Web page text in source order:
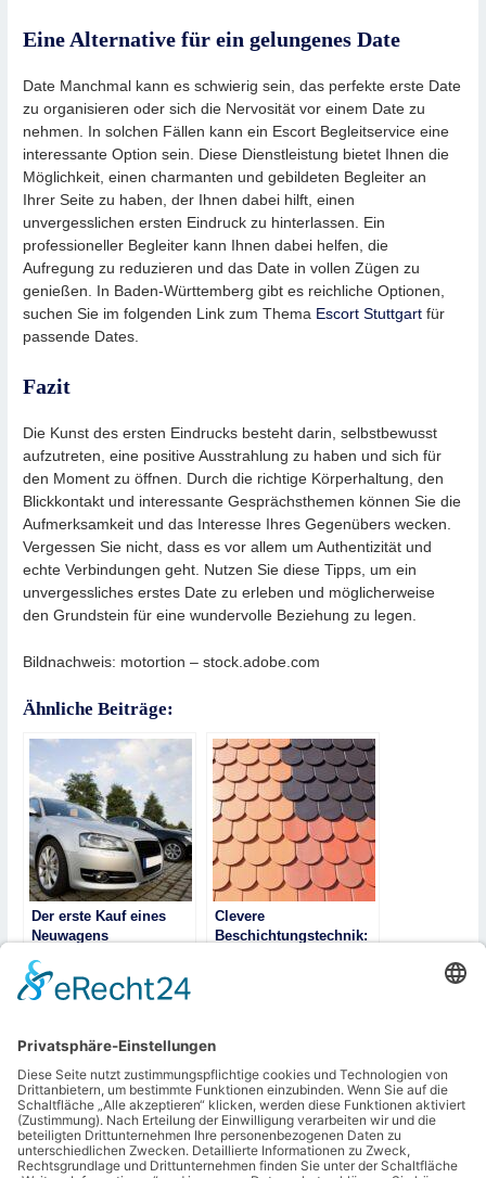
Eine Alternative für ein gelungenes Date
Date Manchmal kann es schwierig sein, das perfekte erste Date
zu organisieren oder sich die Nervosität vor einem Date zu
nehmen. In solchen Fällen kann ein Escort Begleitservice eine
interessante Option sein. Diese Dienstleistung bietet Ihnen die
Möglichkeit, einen charmanten und gebildeten Begleiter an
Ihrer Seite zu haben, der Ihnen dabei hilft, einen
unvergesslichen ersten Eindruck zu hinterlassen. Ein
professioneller Begleiter kann Ihnen dabei helfen, die
Aufregung zu reduzieren und das Date in vollen Zügen zu
genießen. In Baden-Württemberg gibt es reichliche Optionen,
suchen Sie im folgenden Link zum Thema Escort Stuttgart für
passende Dates.
Fazit
Die Kunst des ersten Eindrucks besteht darin, selbstbewusst
aufzutreten, eine positive Ausstrahlung zu haben und sich für
den Moment zu öffnen. Durch die richtige Körperhaltung, den
Blickkontakt und interessante Gesprächsthemen können Sie die
Aufmerksamkeit und das Interesse Ihres Gegenübers wecken.
Vergessen Sie nicht, dass es vor allem um Authentizität und
echte Verbindungen geht. Nutzen Sie diese Tipps, um ein
unvergessliches erstes Date zu erleben und möglicherweise
den Grundstein für eine wundervolle Beziehung zu legen.
Bildnachweis: motortion – stock.adobe.com
Ähnliche Beiträge:
Der erste Kauf eines
Neuwagens
Clevere
Beschichtungstechnik:
Die Hundefütterung:
Wann und wie oft pro